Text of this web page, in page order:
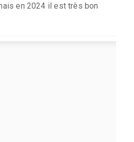
en 2024 il est très bon